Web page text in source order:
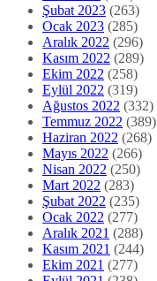
Şubat 2023 (263)
Ocak 2023 (285)
Aralık 2022 (296)
Kasım 2022 (289)
Ekim 2022 (258)
Eylül 2022 (319)
Ağustos 2022 (332)
Temmuz 2022 (389)
Haziran 2022 (268)
Mayıs 2022 (266)
Nisan 2022 (250)
Mart 2022 (283)
Şubat 2022 (235)
Ocak 2022 (277)
Aralık 2021 (288)
Kasım 2021 (244)
Ekim 2021 (277)